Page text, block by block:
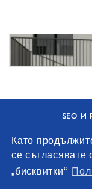
Като
се съгласявате
„бисквитки“
SEO И
Уолоу